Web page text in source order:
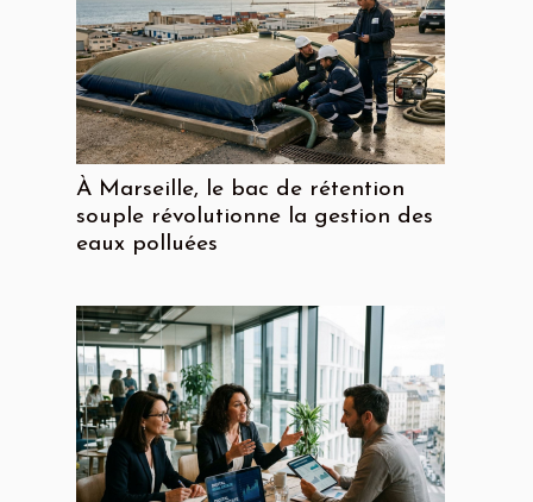
À Marseille, le bac de rétention
souple révolutionne la gestion des
eaux polluées